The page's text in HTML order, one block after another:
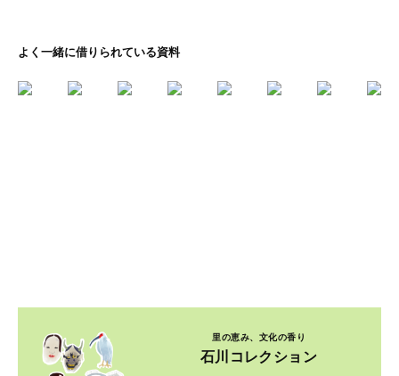
よく一緒に借りられている資料
里の恵み、文化の香り
石川コレクション